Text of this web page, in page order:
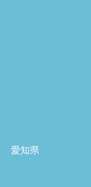
愛知県